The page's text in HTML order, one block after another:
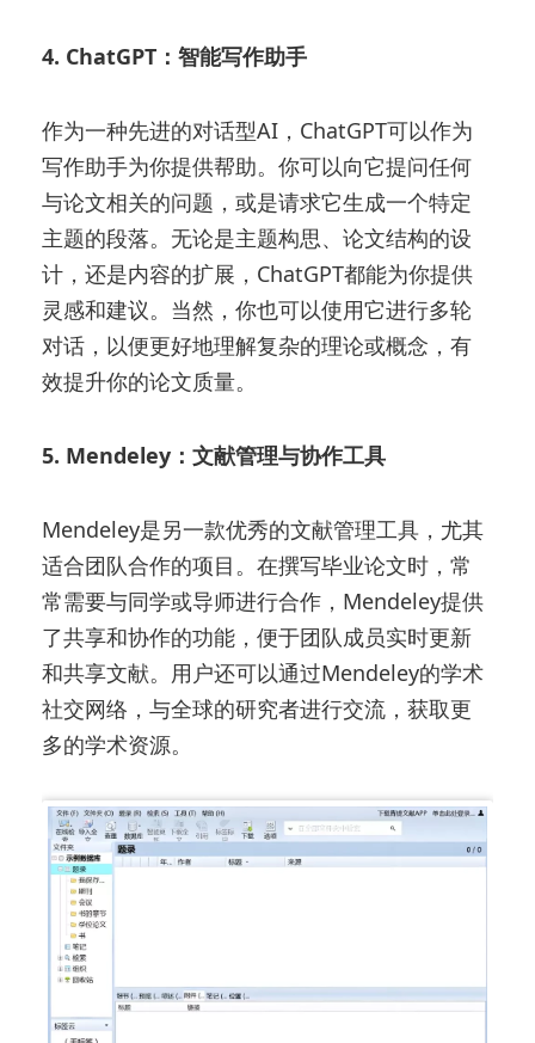
4. ChatGPT：智能写作助手
作为一种先进的对话型AI，ChatGPT可以作为
写作助手为你提供帮助。你可以向它提问任何
与论文相关的问题，或是请求它生成一个特定
主题的段落。无论是主题构思、论文结构的设
计，还是内容的扩展，ChatGPT都能为你提供
灵感和建议。当然，你也可以使用它进行多轮
对话，以便更好地理解复杂的理论或概念，有
效提升你的论文质量。
5. Mendeley：文献管理与协作工具
Mendeley是另一款优秀的文献管理工具，尤其
适合团队合作的项目。在撰写毕业论文时，常
常需要与同学或导师进行合作，Mendeley提供
了共享和协作的功能，便于团队成员实时更新
和共享文献。用户还可以通过Mendeley的学术
社交网络，与全球的研究者进行交流，获取更
多的学术资源。